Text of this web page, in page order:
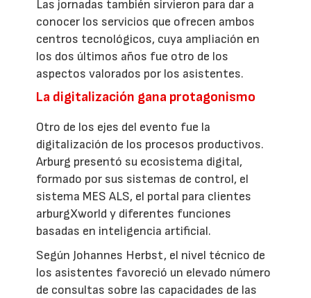
Las jornadas también sirvieron para dar a
conocer los servicios que ofrecen ambos
centros tecnológicos, cuya ampliación en
los dos últimos años fue otro de los
aspectos valorados por los asistentes.
La digitalización gana protagonismo
Otro de los ejes del evento fue la
digitalización de los procesos productivos.
Arburg presentó su ecosistema digital,
formado por sus sistemas de control, el
sistema MES ALS, el portal para clientes
arburgXworld y diferentes funciones
basadas en inteligencia artificial.
Según Johannes Herbst, el nivel técnico de
los asistentes favoreció un elevado número
de consultas sobre las capacidades de las